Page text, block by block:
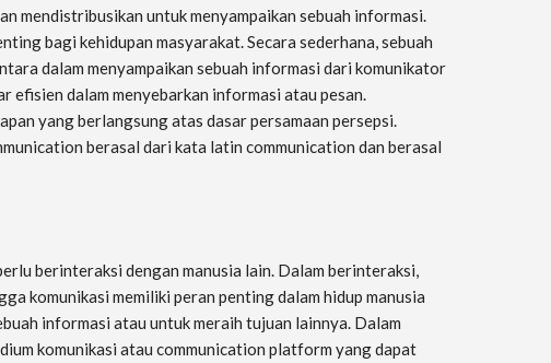
mendistribusikan untuk menyampaikan sebuah informasi.
bagi kehidupan masyarakat. Secara sederhana, sebuah
dalam menyampaikan sebuah informasi dari komunikator
efisien dalam menyebarkan informasi atau pesan.
yang berlangsung atas dasar persamaan persepsi.
berasal dari kata latin communication dan berasal
berinteraksi dengan manusia lain. Dalam berinteraksi,
komunikasi memiliki peran penting dalam hidup manusia
informasi atau untuk meraih tujuan lainnya. Dalam
komunikasi atau communication platform yang dapat